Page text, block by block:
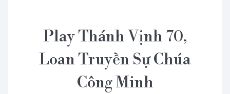
Play Thánh Vịnh 70,
Loan Truyền Sự Chúa
Công Minh